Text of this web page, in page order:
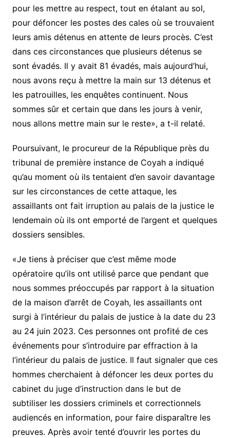
pour les mettre au respect, tout en étalant au sol,
pour défoncer les postes des cales où se trouvaient
leurs amis détenus en attente de leurs procès. C’est
dans ces circonstances que plusieurs détenus se
sont évadés. Il y avait 81 évadés, mais aujourd’hui,
nous avons reçu à mettre la main sur 13 détenus et
les patrouilles, les enquêtes continuent. Nous
sommes sûr et certain que dans les jours à venir,
nous allons mettre main sur le reste», a t-il relaté.
Poursuivant, le procureur de la République près du
tribunal de première instance de Coyah a indiqué
qu’au moment où ils tentaient d’en savoir davantage
sur les circonstances de cette attaque, les
assaillants ont fait irruption au palais de la justice le
lendemain où ils ont emporté de l’argent et quelques
dossiers sensibles.
«Je tiens à préciser que c’est même mode
opératoire qu’ils ont utilisé parce que pendant que
nous sommes préoccupés par rapport à la situation
de la maison d’arrêt de Coyah, les assaillants ont
surgi à l’intérieur du palais de justice à la date du 23
au 24 juin 2023. Ces personnes ont profité de ces
événements pour s’introduire par effraction à la
l’intérieur du palais de justice. Il faut signaler que ces
hommes cherchaient à défoncer les deux portes du
cabinet du juge d’instruction dans le but de
subtiliser les dossiers criminels et correctionnels
audiencés en information, pour faire disparaître les
preuves. Après avoir tenté d’ouvrir les portes du